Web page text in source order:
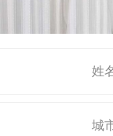
姓
城